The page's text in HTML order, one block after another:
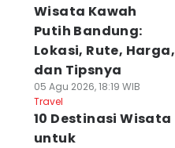
Wisata Kawah
Putih Bandung:
Lokasi, Rute, Harga,
dan Tipsnya
05 Agu 2026, 18:19 WIB
Travel
10 Destinasi Wisata
untuk